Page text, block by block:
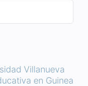
Villanueva
en Guinea